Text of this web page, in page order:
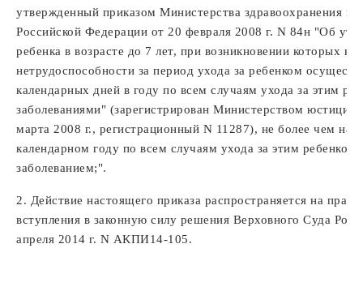
утвержденный приказом Министерства здравоохранения и
Российской Федерации от 20 февраля 2008 г. N 84н "Об
ребенка в возрасте до 7 лет, при возникновении которых
нетрудоспособности за период ухода за ребенком
календарных дней в году по всем случаям ухода за этим
заболеваниями" (зарегистрирован Министерством юстиции
марта 2008 г., регистрационный N 11287), не более чем на
календарном году по всем случаям ухода за этим ребенком
заболеванием;".
2. Действие настоящего приказа распространяется на
вступления в законную силу решения Верховного Суда
апреля 2014 г. N АКПИ14-105.